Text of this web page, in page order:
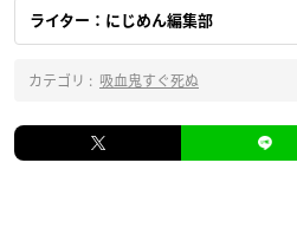
ライター：にじめん編集部
カテゴリ : 吸血鬼すぐ死ぬ